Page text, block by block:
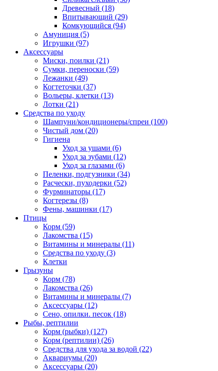
Древесный (18)
Впитывающий (29)
Комкующийся (94)
Амуниция (5)
Игрушки (97)
Аксессуары
Миски, поилки (21)
Сумки, переноски (59)
Лежанки (49)
Когтеточки (37)
Вольеры, клетки (13)
Лотки (21)
Средства по уходу
Шампуни/кондиционеры/спреи (100)
Чистый дом (20)
Гигиена
Уход за ушами (6)
Уход за зубами (12)
Уход за глазами (6)
Пеленки, подгузники (34)
Расчески, пуходерки (52)
Фурминаторы (17)
Когтерезы (8)
Фены, машинки (17)
Птицы
Корм (59)
Лакомства (15)
Витамины и минералы (11)
Средства по уходу (3)
Клетки
Грызуны
Корм (78)
Лакомства (26)
Витамины и минералы (7)
Аксессуары (12)
Сено, опилки. песок (18)
Рыбы, рептилии
Корм (рыбки) (127)
Корм (рептилии) (26)
Средства для ухода за водой (22)
Аквариумы (20)
Аксессуары (20)